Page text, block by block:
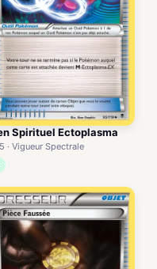
Spirituel Ectoplasma
· Vigueur Spectrale